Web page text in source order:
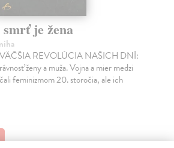
je žena
REVOLÚCIA NAŠICH DNÍ:
ženy a muža. Vojna a mier medzi
feminizmom 20. storočia, ale ich